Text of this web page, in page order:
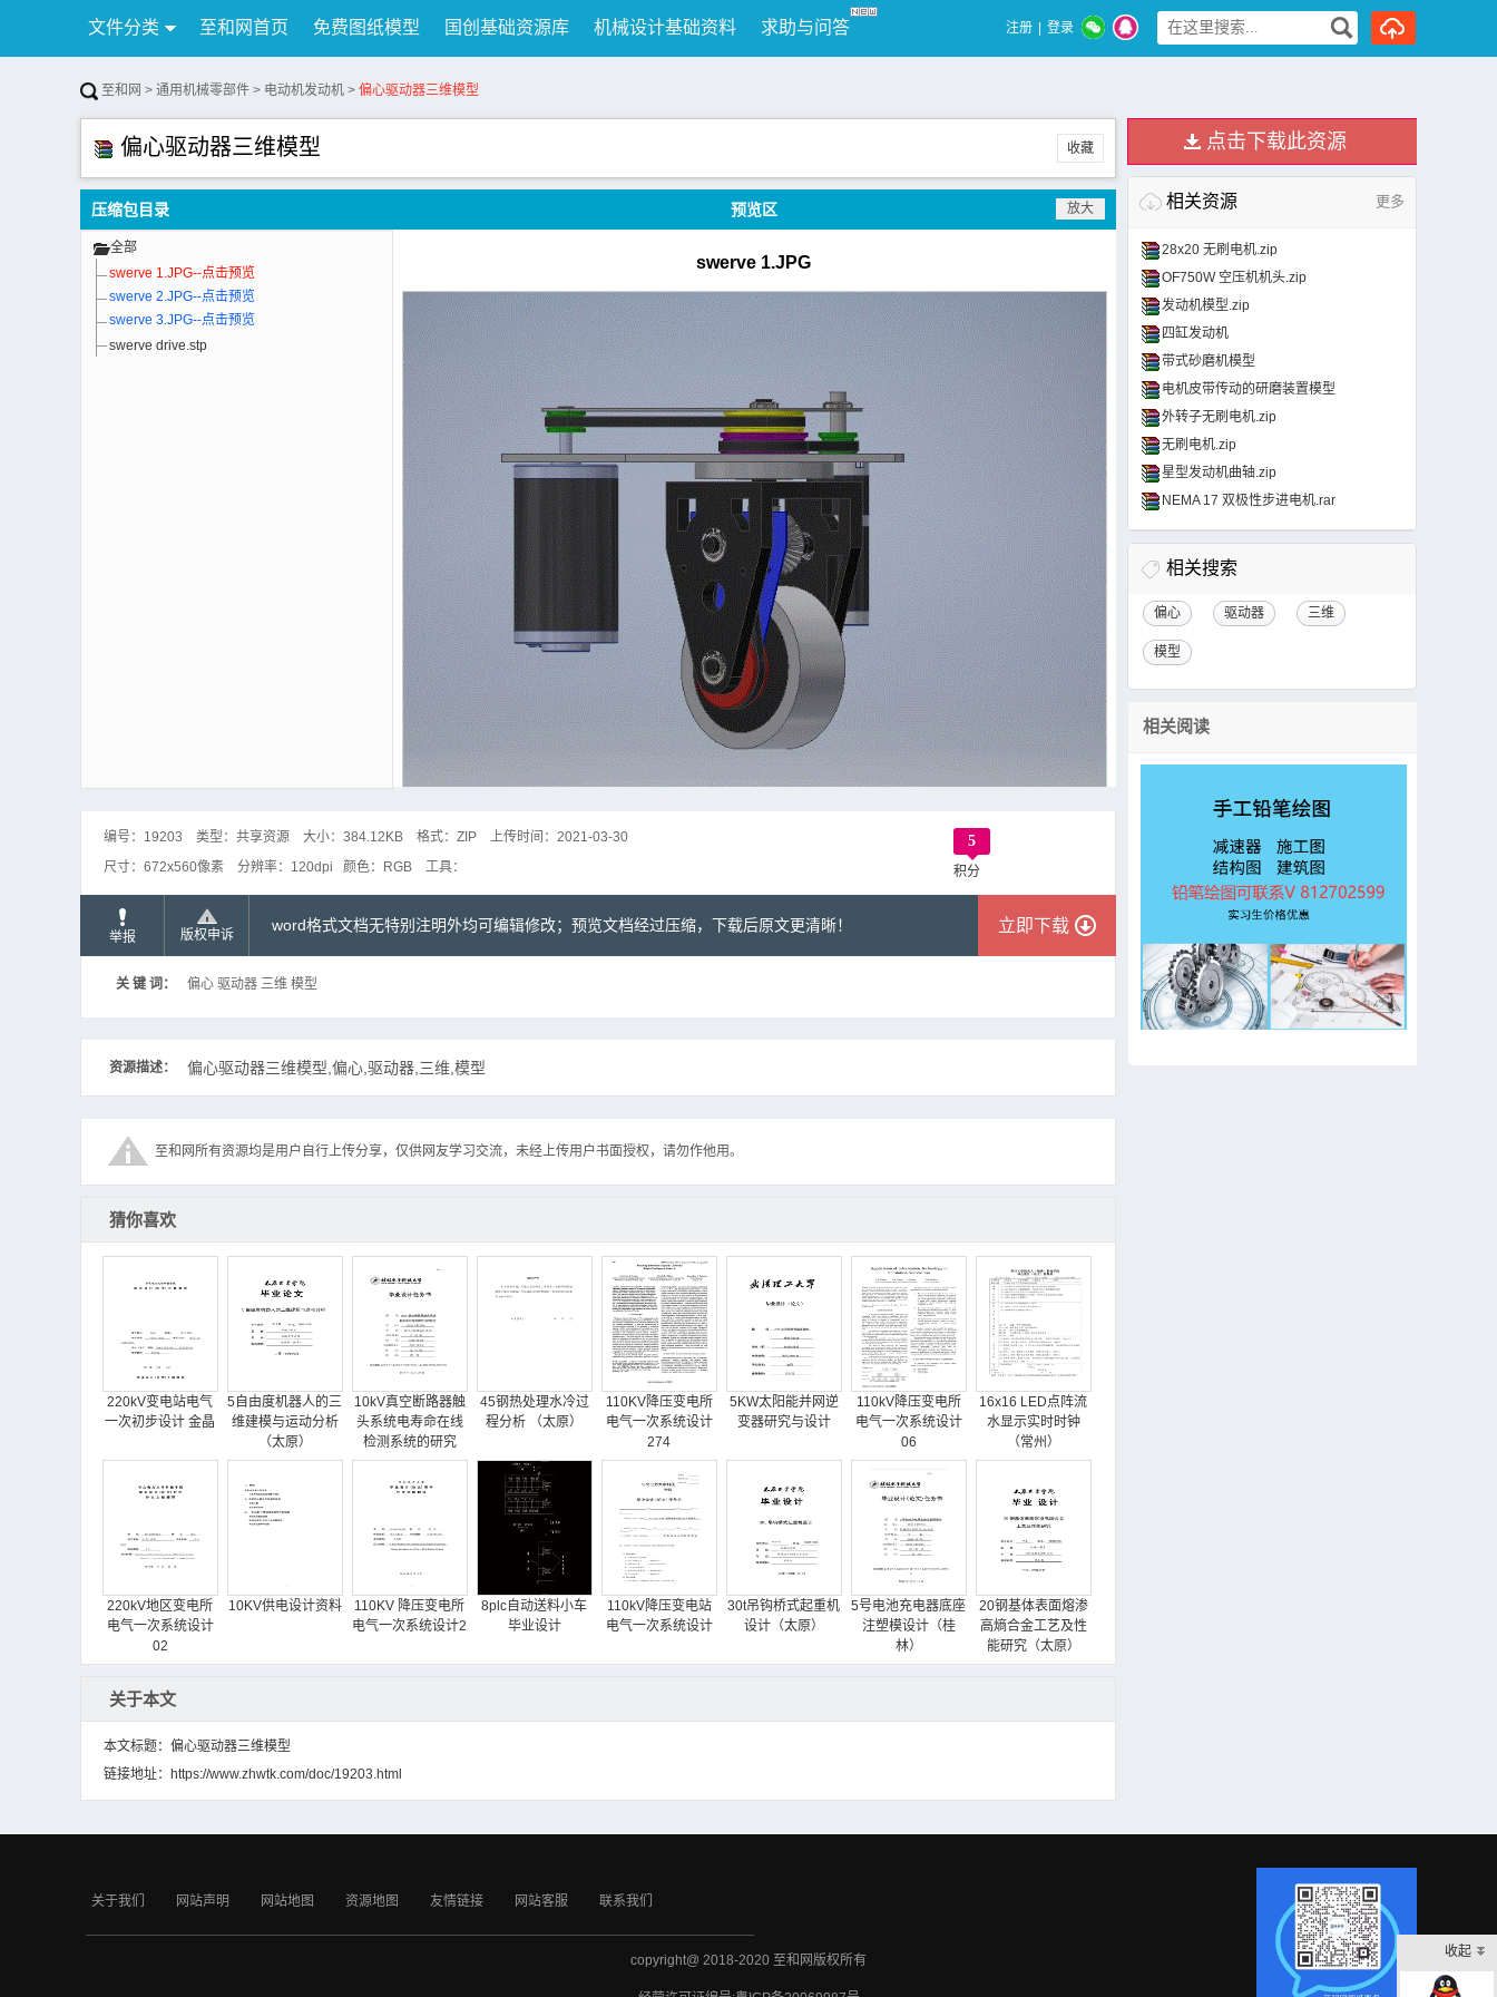
文件分类 至和网首页 免费图纸模型 国创基础资源库 机械设计基础资料 求助与问答
行业资讯 公告 联系我们
注册 登录
至和网 > 通用机械零部件 > 电动机发动机 > 偏心驱动器三维模型
偏心驱动器三维模型 收藏
压缩包目录 预览区
全部
swerve 1.JPG--点击预览
swerve 2.JPG--点击预览
swerve 3.JPG--点击预览
swerve drive.stp
swerve 1.JPG
编号： 19203 类型： 共享资源 大小： 384.12KB 格式： ZIP 上传时间： 2021-03-30
尺寸： 672x560像素 分辨率： 120dpi 颜色： RGB 工具：
5
积分
举报 版权申诉
word格式文档无特别注明外均可编辑修改；预览文档经过压缩，下载后原文更清晰！ 立即下载
关 键 词： 偏心 驱动器 三维 模型
资源描述： 偏心驱动器三维模型,偏心,驱动器,三维,模型
至和网所有资源均是用户自行上传分享，仅供网友学习交流，未经上传用户书面授权，请勿作他用。
猜你喜欢
220kV变电站电气
一次初步设计 金晶
5自由度机器人的三
维建模与运动分析
（太原）
10kV真空断路器触
头系统电寿命在线
检测系统的研究
（桂林）
45钢热处理水冷过
程分析 （太原）
110KV降压变电所
电气一次系统设计
274
5KW太阳能并网逆
变器研究与设计
110kV降压变电所
电气一次系统设计
06
16x16 LED点阵流
水显示实时时钟
（常州）
220kV地区变电所
电气一次系统设计
02
10KV供电设计资料
110KV 降压变电所
电气一次系统设计2
8plc自动送料小车
毕业设计
110kV降压变电站
电气一次系统设计
30t吊钩桥式起重机
设计（太原）
5号电池充电器底座
注塑模设计（桂
林）
20钢基体表面熔渗
高熵合金工艺及性
能研究（太原）
关于本文
本文标题：偏心驱动器三维模型
链接地址： https://www.zhwtk.com/doc/19203.html
点击下载此资源
相关资源 更多
28x20 无刷电机.zip
OF750W 空压机机头.zip
发动机模型.zip
四缸发动机
带式砂磨机模型
电机皮带传动的研磨装置模型
外转子无刷电机.zip
无刷电机.zip
星型发动机曲轴.zip
NEMA 17 双极性步进电机.rar
相关搜索
偏心 驱动器 三维
模型
相关阅读
关于我们 网站声明 网站地图 资源地图 友情链接 网站客服 联系我们
copyright@ 2018-2020 至和网版权所有
收起